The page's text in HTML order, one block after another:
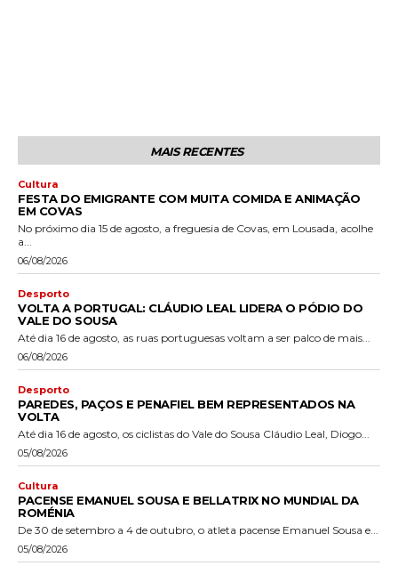
MAIS RECENTES
Cultura
FESTA DO EMIGRANTE COM MUITA COMIDA E ANIMAÇÃO
EM COVAS
No próximo dia 15 de agosto, a freguesia de Covas, em Lousada, acolhe
a...
06/08/2026
Desporto
VOLTA A PORTUGAL: CLÁUDIO LEAL LIDERA O PÓDIO DO
VALE DO SOUSA
Até dia 16 de agosto, as ruas portuguesas voltam a ser palco de mais...
06/08/2026
Desporto
PAREDES, PAÇOS E PENAFIEL BEM REPRESENTADOS NA
VOLTA
Até dia 16 de agosto, os ciclistas do Vale do Sousa Cláudio Leal, Diogo...
05/08/2026
Cultura
PACENSE EMANUEL SOUSA E BELLATRIX NO MUNDIAL DA
ROMÉNIA
De 30 de setembro a 4 de outubro, o atleta pacense Emanuel Sousa e...
05/08/2026